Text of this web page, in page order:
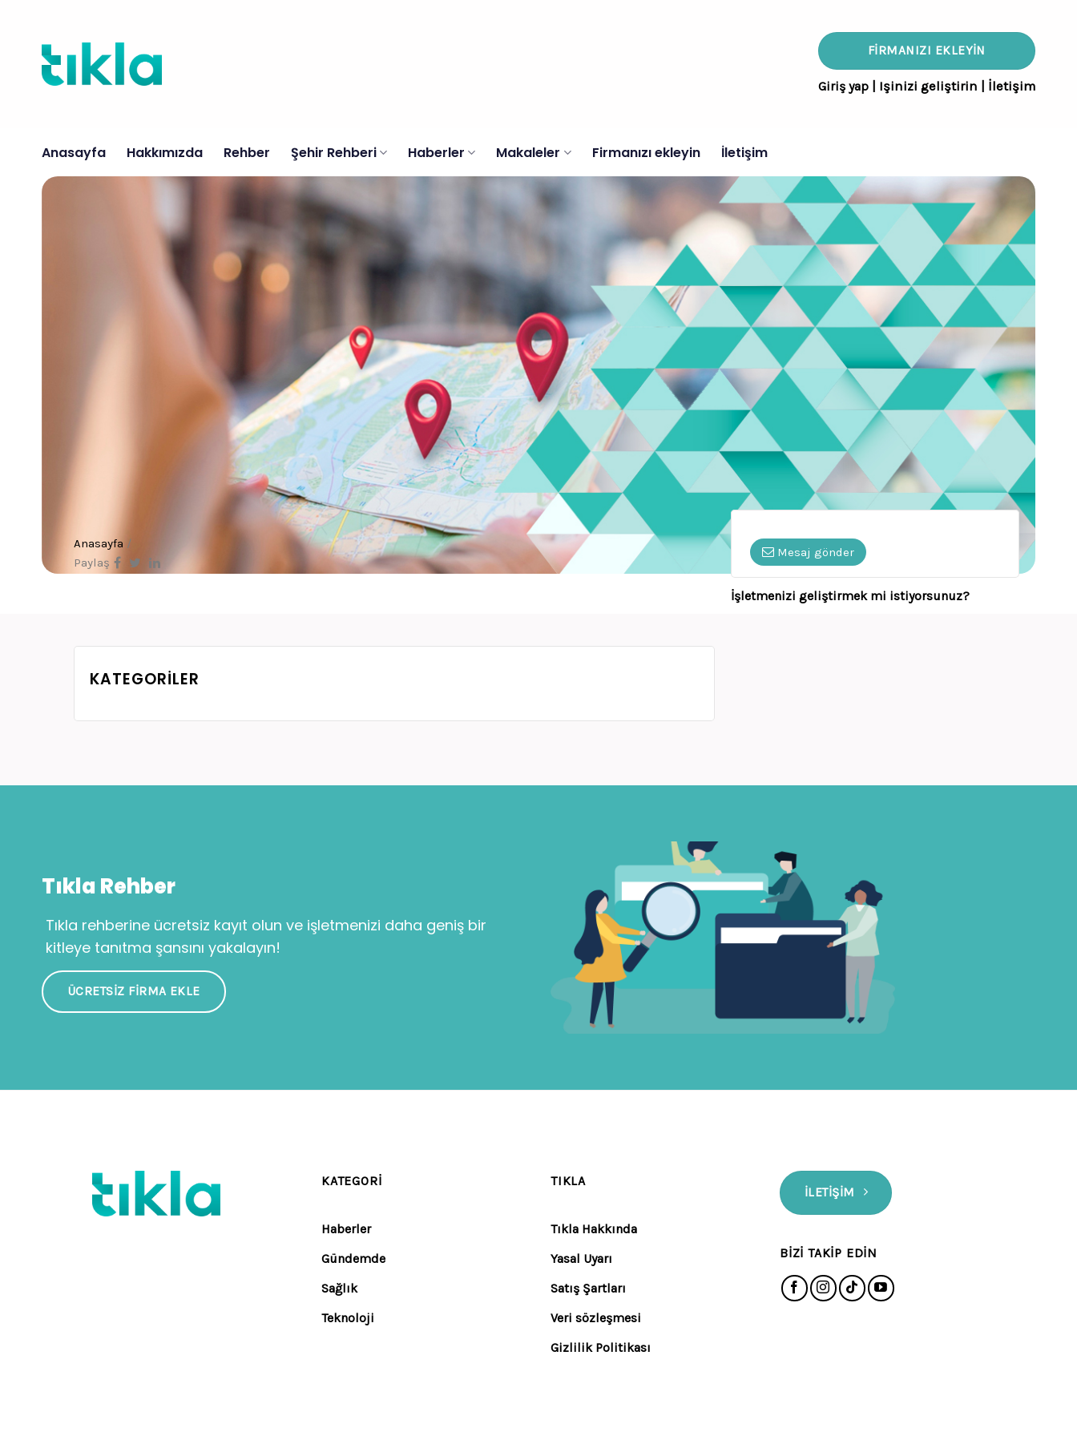
FIRMANIZI EKLEYIN
Giriş yap Işinizi geliştirin İletişim
Anasayfa Hakkımızda Rehber Şehir Rehberi Haberler Makaleler Firmanızı ekleyin İletişim
Anasayfa /
Paylaş
KATEGORILER
Mesaj gönder
İşletmenizi geliştirmek mi istiyorsunuz?
Tıkla Rehber
Tıkla rehberine ücretsiz kayıt olun ve işletmenizi daha geniş bir
kitleye tanıtma şansını yakalayın!
ÜCRETSIZ FIRMA EKLE
KATEGORI
Haberler
Gündemde
Sağlık
Teknoloji
TIKLA
Tıkla Hakkında
Yasal Uyarı
Satış Şartları
Veri sözleşmesi
Gizlilik Politikası
İLETIŞIM
BIZI TAKIP EDIN